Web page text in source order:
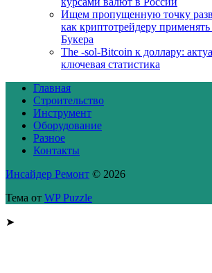
Ищем пропущенную точку
как криптотрейдеру
Букера
The -sol-Bitcoin к доллару:
ключевая статистика
Главная
Строительство
Инструмент
Оборудование
Разное
Контакты
Инсайдер Ремонт © 2026
Тема от WP Puzzle
➤